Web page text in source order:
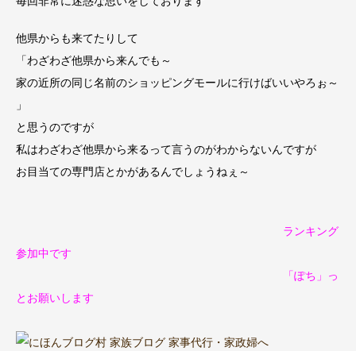
他県からも来てたりして
「わざわざ他県から来んでも～
家の近所の同じ名前のショッピングモールに行けばいいやろぉ～
」
と思うのですが
私はわざわざ他県から来るって言うのがわからないんですが
お目当ての専門店とかがあるんでしょうねぇ～
ランキング
参加中です
「ぽち」っ
とお願いします